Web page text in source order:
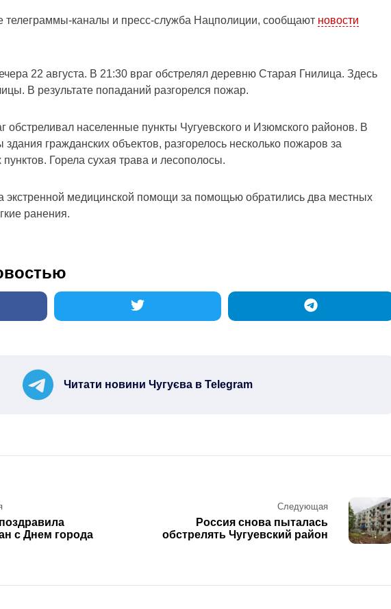
телеграммы-каналы и пресс-служба Нацполиции, сообщают новости
22 августа. В 21:30 враг обстрелял деревню Старая Гнилица. Здесь
В результате попаданий разгорелся пожар.
обстреливал населенные пункты Чугуевского и Изюмского районов. В
гражданских объектов, разгорелось несколько пожаров за
Горела сухая трава и лесополосы.
медицинской помощи за помощью обратились два местных
ранения.
Читати новини Чугуєва в Telegram
с Днем города
Следующая
Россия снова пыталась
обстрелять Чугуевский район